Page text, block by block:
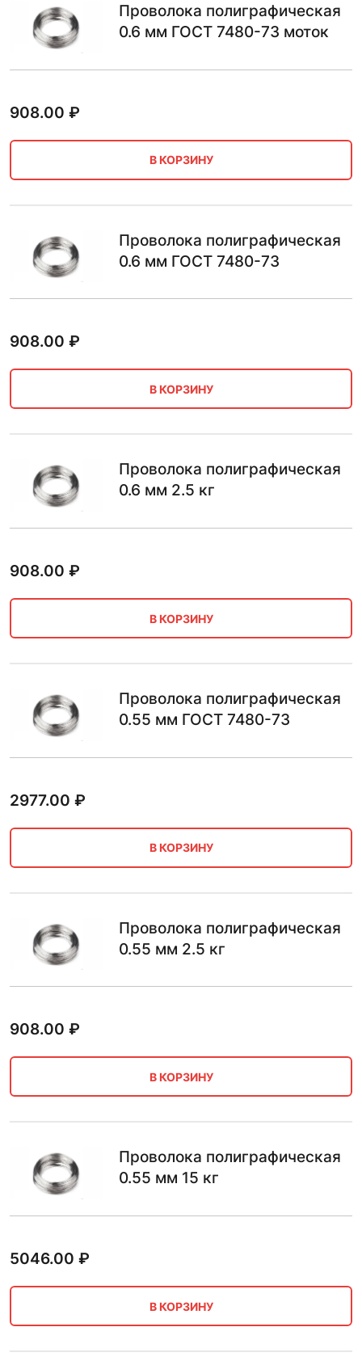
Проволока полиграфическая
0.6 мм ГОСТ 7480-73 моток
908.00 ₽
В КОРЗИНУ
Проволока полиграфическая
0.6 мм ГОСТ 7480-73
908.00 ₽
В КОРЗИНУ
Проволока полиграфическая
0.6 мм 2.5 кг
908.00 ₽
В КОРЗИНУ
Проволока полиграфическая
0.55 мм ГОСТ 7480-73
2977.00 ₽
В КОРЗИНУ
Проволока полиграфическая
0.55 мм 2.5 кг
908.00 ₽
В КОРЗИНУ
Проволока полиграфическая
0.55 мм 15 кг
5046.00 ₽
В КОРЗИНУ